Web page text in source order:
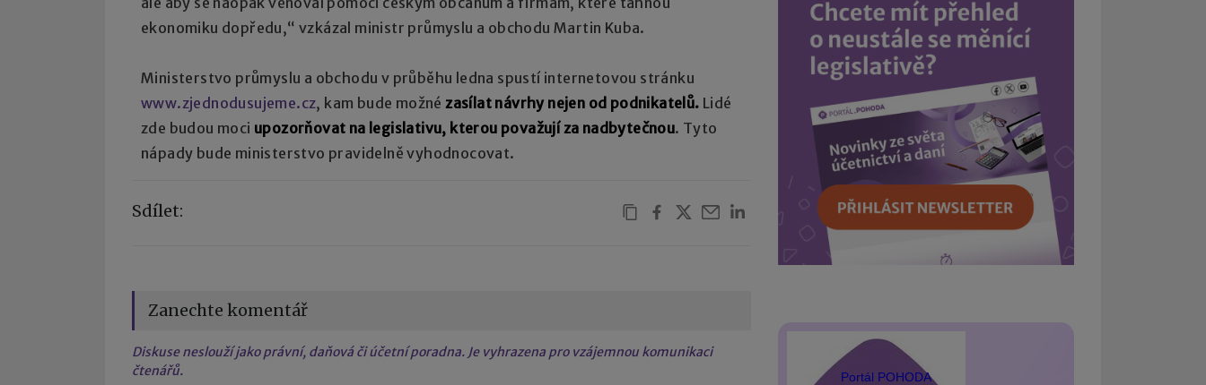
ekonomiku dopředu,“ vzkázal ministr průmyslu a obchodu Martin Kuba.
Ministerstvo průmyslu a obchodu v průběhu ledna spustí internetovou stránku
www.zjednodusujeme.cz, kam bude možnézasílat návrhy nejen od podnikatelů. Lidé
zde budou moci upozorňovat na legislativu, kterou považují za nadbytečnou. Tyto
nápady bude ministerstvo pravidelně vyhodnocovat.
Sdílet:
Zanechte komentář
Diskuse neslouží jako právní, daňová či účetní poradna. Je vyhrazena pro vzájemnou komunikaci
čtenářů.
Portál POHODA